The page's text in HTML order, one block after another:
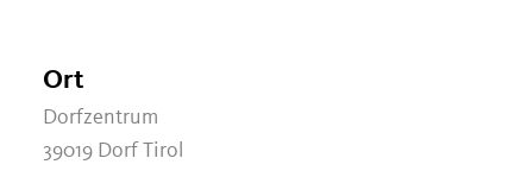
Ort
Dorfzentrum
39019 Dorf Tirol